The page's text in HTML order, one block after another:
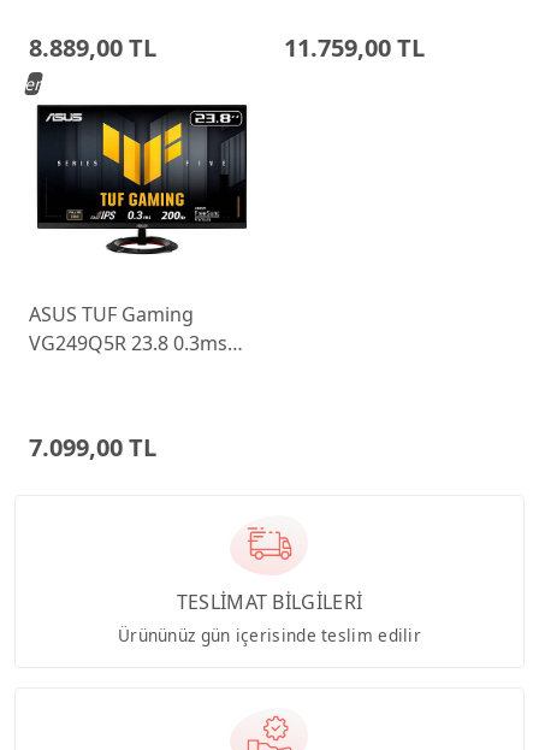
8.889,00 TL 11.759,00 TL
ASUS TUF Gaming
VG249Q5R 23.8 0.3ms
7.099,00 TL
Yeni
TESLİMAT BİLGİLERİ
Ürününüz gün içerisinde teslim edilir